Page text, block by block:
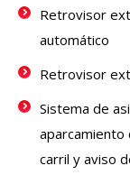
Retrovisor
automático
Retrovisor
Sistema de
aparcamiento
carril y aviso